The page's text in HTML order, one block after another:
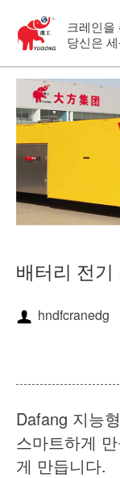
크레인을
당신은
갠트리 기중
오버 헤드
지브 크레인
케이스
문의하기
배터리 전기
hndfcranedg
Dafang 지능
스마트하게
게 만듭니다.